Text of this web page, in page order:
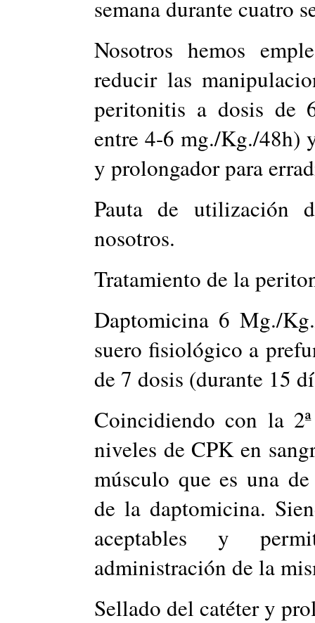
semana durante cuatro
Nosotros hemos
reducir las
peritonitis a dosis de
entre 4-6 mg./Kg./48h)
y prolongador para
Pauta de utilización
nosotros.
Tratamiento de la
Daptomicina 6 Mg./
suero fisiológico a
de 7 dosis (durante 15
Coincidiendo con la
niveles de CPK en
músculo que es una
de la daptomicina.
aceptables y
administración de la
Sellado del catéter y